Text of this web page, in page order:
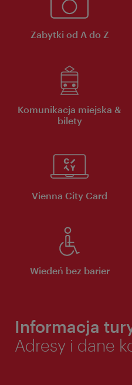
Zabytki od A do Z
Komunikacja miejska &
bilety
Vienna City Card
Wiedeń bez barier
Informacja
Adresy i dane